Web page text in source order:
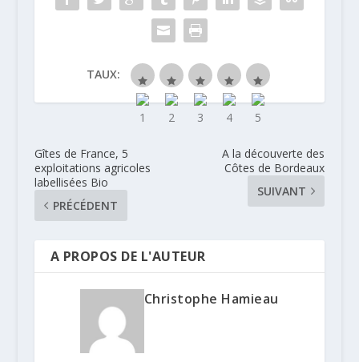
TAUX:
Gîtes de France, 5
exploitations agricoles
labellisées Bio
PRÉCÉDENT
A la découverte des
Côtes de Bordeaux
SUIVANT
A PROPOS DE L'AUTEUR
Christophe Hamieau